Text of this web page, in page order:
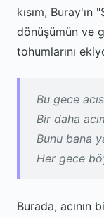
kısım, Buray'ın
dönüşümün ve
tohumlarını
Bu gece
Bir daha
Bunu bana
Her gece
Burada, acının